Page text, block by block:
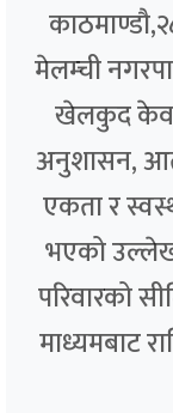
मेलम्ची
खेलकुद केवल
अनुशासन,
एकता र
भएको उल्लेख
परिवारको
माध्यमबाट